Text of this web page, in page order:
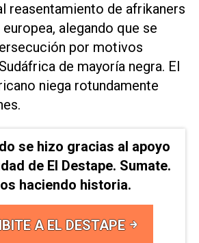
reasentamiento de afrikaners
alegando que se
por motivos
de mayoría negra. El
niega rotundamente
se hizo gracias al apoyo
de El Destape. Sumate.
haciendo historia.
A EL DESTAPE